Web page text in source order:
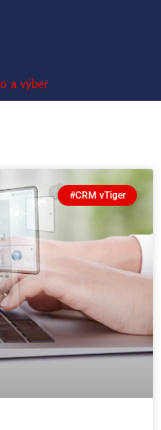
a výber
#CRM vTiger